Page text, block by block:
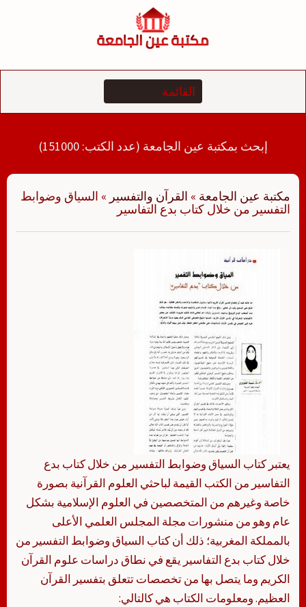
إبحث بمكتبة عين الجامعة (عدد الكتب: 151000)
مكتبة عين الجامعة » القرآن والتفسير » السياق وضوابط
التفسير من خلال كتاب بدع التفاسير
يعتبر كتاب السياق وضوابط التفسير من خلال كتاب بدع
التفاسير من الكتب القيمة لباحثي العلوم القرآنية بصورة
خاصة وغيرهم من المتخصصين في العلوم الإسلامية بشكل
عام وهو من منشورات مجلة المجلس العلمي الأعلى
بالمملكة المغربية؛ ذلك أن كتاب السياق وضوابط التفسير من
خلال كتاب بدع التفاسير يقع في نطاق دراسات علوم القرآن
الكريم وما يتصل بها من تخصصات تتعلق بتفسير القرآن
العظيم. ومعلومات الكتاب هي كالتالي: